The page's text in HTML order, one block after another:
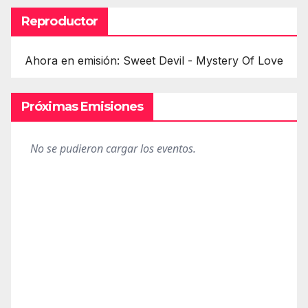
Reproductor
Ahora en emisión: Sweet Devil - Mystery Of Love
Próximas Emisiones